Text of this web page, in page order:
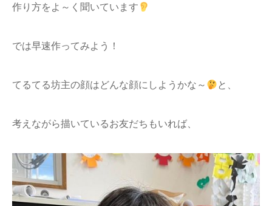
作り方をよ～く聞いています
では早速作ってみよう！
てるてる坊主の顔はどんな顔にしようかな～ と、
考えながら描いているお友だちもいれば、